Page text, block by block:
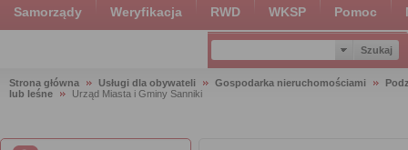
Samorządy Weryfikacja RWD WKSP Pomoc
Strona główna Usługi dla obywateli Gospodarka nieruchomościami
lub leśne
Urząd Miasta i Gminy Sanniki